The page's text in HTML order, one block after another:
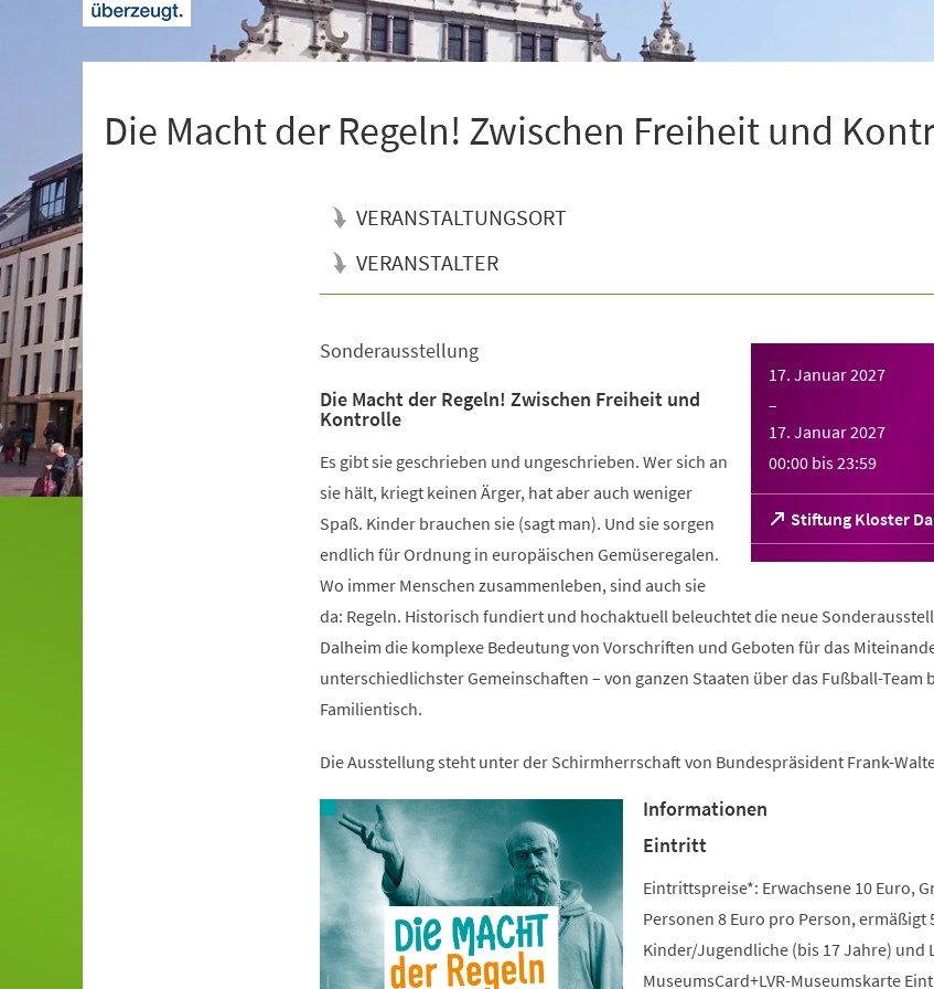
Die Macht der Regeln! Zwischen Freiheit und
VERANSTALTUNGSORT
VERANSTALTER
17. Januar 2027
–
17. Januar 2027
00:00 bis23:59
Stiftung Kloster
(Öffnet
in
einem
Sonderausstellung
Die Macht der Regeln! Zwischen Freiheit und
Kontrolle
Es gibt sie geschrieben und ungeschrieben. Wer sich an
sie hält, kriegt keinen Ärger, hat aber auch weniger
Spaß. Kinder brauchen sie (sagt man). Und sie sorgen
endlich für Ordnung in europäischen Gemüseregalen.
Wo immer Menschen zusammenleben, sind auch sie
da: Regeln. Historisch fundiert und hochaktuell beleuchtet die neue
Dalheim die komplexe Bedeutung von Vorschriften und Geboten für das
unterschiedlichster Gemeinschaften – von ganzen Staaten über das Fußball-Team
Familientisch.
Die Ausstellung steht unter der Schirmherrschaft von Bundespräsident Frank-
Informationen
Eintritt
Eintrittspreise*: Erwachsene 10 Euro,
Personen 8 Euro pro Person, ermäßigt
Kinder/Jugendliche (bis 17 Jahre) und
MuseumsCard+LVR-Museumskarte